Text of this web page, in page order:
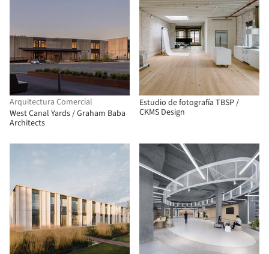
Arquitectura Comercial
West Canal Yards / Graham Baba
Architects
Estudio de fotografía TBSP /
CKMS Design